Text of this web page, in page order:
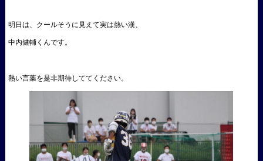
明日は、クールそうに見えて実は熱い漢、
中内健輔くんです。
熱い言葉を是非期待しててください。